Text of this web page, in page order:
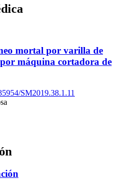
mortal por varilla de
máquina cortadora de
SM2019.38.1.11